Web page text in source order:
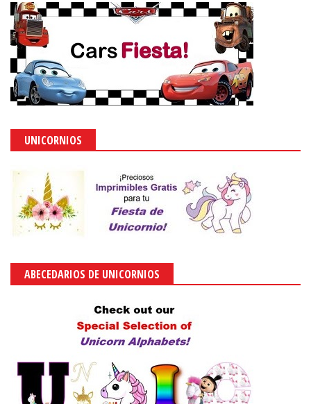
UNICORNIOS
ABECEDARIOS DE UNICORNIOS